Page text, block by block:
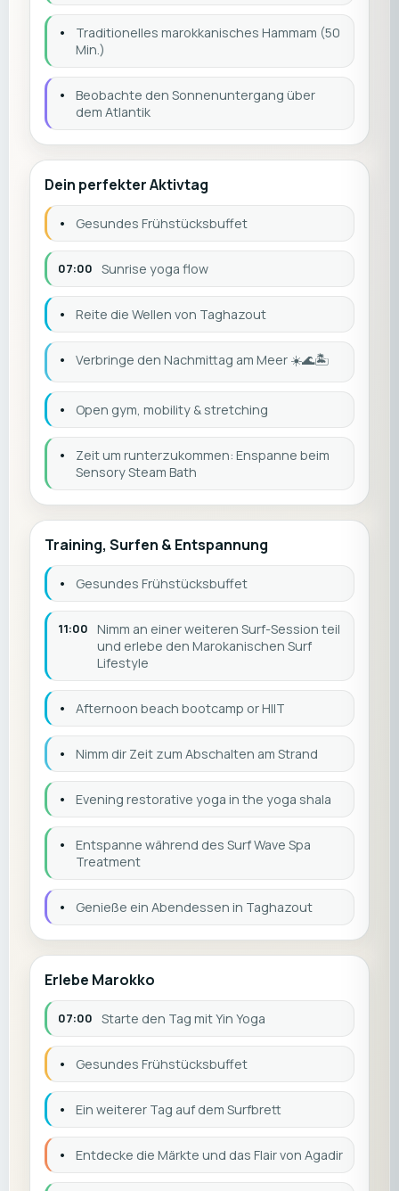
•
Traditionelles marokkanisches Hammam (50
Min.)
•
Beobachte den Sonnenuntergang über
dem Atlantik
Dein perfekter Aktivtag
• Gesundes Frühstücksbuffet
07:00 Sunrise yoga flow
• Reite die Wellen von Taghazout
• Verbringe den Nachmittag am Meer ☀️🌊🏝️
• Open gym, mobility & stretching
•
Zeit um runterzukommen: Enspanne beim
Sensory Steam Bath
Training, Surfen & Entspannung
• Gesundes Frühstücksbuffet
11:00
Nimm an einer weiteren Surf-Session teil
und erlebe den Marokanischen Surf
Lifestyle
• Afternoon beach bootcamp or HIIT
• Nimm dir Zeit zum Abschalten am Strand
• Evening restorative yoga in the yoga shala
•
Entspanne während des Surf Wave Spa
Treatment
• Genieße ein Abendessen in Taghazout
Erlebe Marokko
07:00 Starte den Tag mit Yin Yoga
• Gesundes Frühstücksbuffet
• Ein weiterer Tag auf dem Surfbrett
• Entdecke die Märkte und das Flair von Agadir